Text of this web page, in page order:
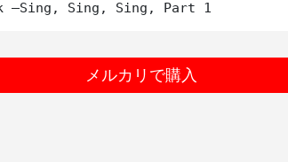
メルカリで購入